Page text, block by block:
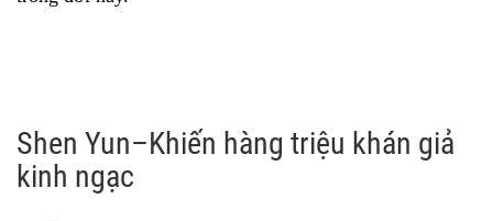
Shen Yun–Khiến hàng triệu khán giả
kinh ngạc